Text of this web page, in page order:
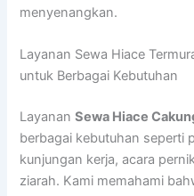
menyenangkan.
Layanan Sewa Hiace
untuk Berbagai Kebutuhan
LayananSewa Hiace
berbagai kebutuhan seperti
kunjungan kerja, acara
ziarah. Kami memahami